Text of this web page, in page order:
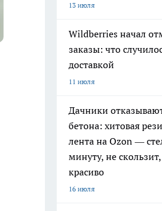
13 июля
Wildberries начал
заказы: что
доставкой
11 июля
Дачники
бетона: хитовая
лента на Ozon —
минуту, не
красиво
16 июля